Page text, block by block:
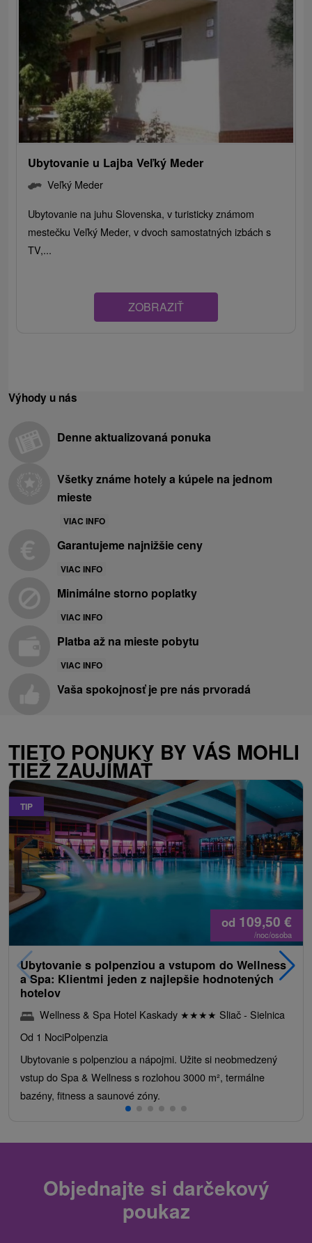
Ubytovanie u Lajba Veľký Meder
Veľký Meder
Ubytovanie na juhu Slovenska, v turisticky známom
mestečku Veľký Meder, v dvoch samostatných izbách s
TV,...
ZOBRAZIŤ
Výhody u nás
Denne aktualizovaná ponuka
Všetky známe hotely a kúpele na jednom
mieste
VIAC INFO
Garantujeme najnižšie ceny
VIAC INFO
Minimálne storno poplatky
VIAC INFO
Platba až na mieste pobytu
VIAC INFO
Vaša spokojnosť je pre nás prvoradá
TIETO PONUKY BY VÁS MOHLI
TIEŽ ZAUJÍMAŤ
TIP
od 109,50 €
/noc/osoba
Ubytovanie s polpenziou a vstupom do Wellness
a Spa: Klientmi jeden z najlepšie hodnotených
hotelov
Wellness & Spa Hotel Kaskady ★★★★ Sliač - Sielnica
Od 1 NociPolpenzia
Ubytovanie s polpenziou a nápojmi. Užite si neobmedzený
vstup do Spa & Wellness s rozlohou 3000 m², termálne
bazény, fitness a saunové zóny.
Objednajte si darčekový
poukaz